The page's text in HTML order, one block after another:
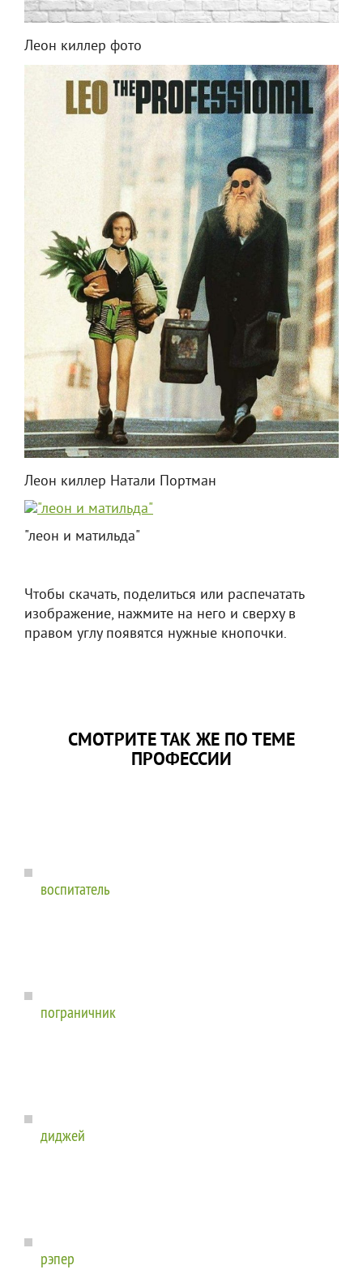
Леон киллер фото
Леон киллер Натали Портман
"леон и матильда"
Чтобы скачать, поделиться или распечатать
изображение, нажмите на него и сверху в
правом углу появятся нужные кнопочки.
СМОТРИТЕ ТАК ЖЕ ПО ТЕМЕ
ПРОФЕССИИ
воспитатель
пограничник
диджей
рэпер